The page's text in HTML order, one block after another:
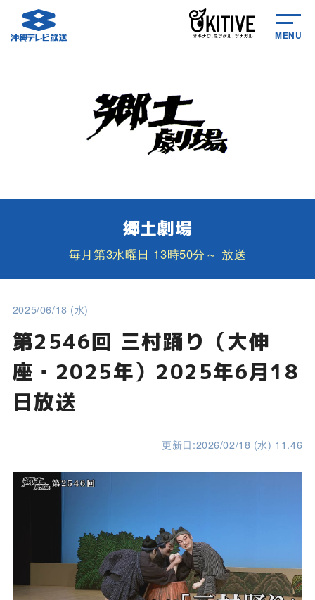
MENU
郷土劇場
毎月第3水曜日 13時50分～ 放送
2025/06/18 (水)
第2546回 三村踊り（大伸
座・2025年）2025年6月18
日放送
更新日:2026/02/18 (水) 11.46